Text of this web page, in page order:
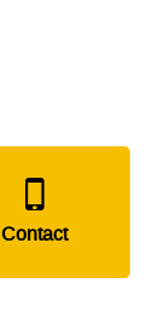
Contact